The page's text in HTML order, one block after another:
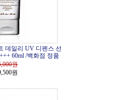
데일리 UV 디펜스 선
60ml /백화점 정품
원
원